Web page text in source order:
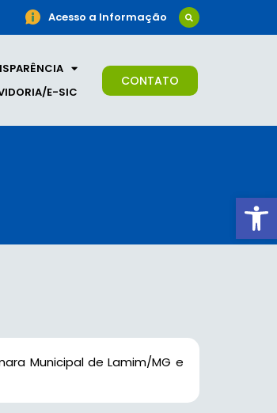
Acesso a Informação
E-SIC
CONTATO
Municipal de Lamim/MG e